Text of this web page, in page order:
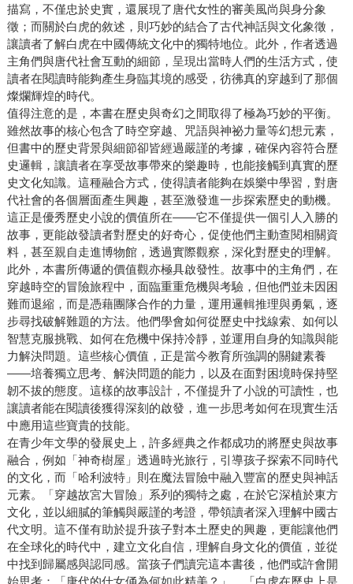
描寫，不僅忠於史實，還展現了唐代女性的審美風尚與身分象
徵；而關於白虎的敘述，則巧妙的結合了古代神話與文化象徵，
讓讀者了解白虎在中國傳統文化中的獨特地位。此外，作者透過
主角們與唐代社會互動的細節，呈現出當時人們的生活方式，使
讀者在閱讀時能夠產生身臨其境的感受，彷彿真的穿越到了那個
燦爛輝煌的時代。
值得注意的是，本書在歷史與奇幻之間取得了極為巧妙的平衡。
雖然故事的核心包含了時空穿越、咒語與神祕力量等幻想元素，
但書中的歷史背景與細節卻皆經過嚴謹的考據，確保內容符合歷
史邏輯，讓讀者在享受故事帶來的樂趣時，也能接觸到真實的歷
史文化知識。這種融合方式，使得讀者能夠在娛樂中學習，對唐
代社會的各個層面產生興趣，甚至激發進一步探索歷史的動機。
這正是優秀歷史小說的價值所在——它不僅提供一個引人入勝的
故事，更能啟發讀者對歷史的好奇心，促使他們主動查閱相關資
料，甚至親自走進博物館，透過實際觀察，深化對歷史的理解。
此外，本書所傳遞的價值觀亦極具啟發性。故事中的主角們，在
穿越時空的冒險旅程中，面臨重重危機與考驗，但他們並未因困
難而退縮，而是憑藉團隊合作的力量，運用邏輯推理與勇氣，逐
步尋找破解難題的方法。他們學會如何從歷史中找線索、如何以
智慧克服挑戰、如何在危機中保持冷靜，並運用自身的知識與能
力解決問題。這些核心價值，正是當今教育所強調的關鍵素養
——培養獨立思考、解決問題的能力，以及在面對困境時保持堅
韌不拔的態度。這樣的故事設計，不僅提升了小說的可讀性，也
讓讀者能在閱讀後獲得深刻的啟發，進一步思考如何在現實生活
中應用這些寶貴的技能。
在青少年文學的發展史上，許多經典之作都成功的將歷史與故事
融合，例如「神奇樹屋」透過時光旅行，引導孩子探索不同時代
的文化，而「哈利波特」則在魔法冒險中融入豐富的歷史與神話
元素。「穿越故宮大冒險」系列的獨特之處，在於它深植於東方
文化，並以細膩的筆觸與嚴謹的考證，帶領讀者深入理解中國古
代文明。這不僅有助於提升孩子對本土歷史的興趣，更能讓他們
在全球化的時代中，建立文化自信，理解自身文化的價值，並從
中找到歸屬感與認同感。當孩子們讀完這本書後，他們或許會開
始思考：「唐代的仕女俑為何如此精美？」、「白虎在歷史上是